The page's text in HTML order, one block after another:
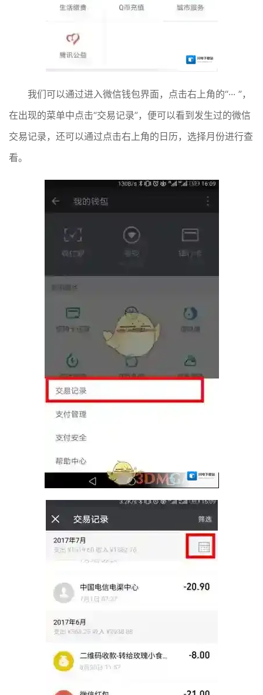
我们可以通过进入微信钱包界面，点击右上角的“··· ”，
在出现的菜单中点击“交易记录”，便可以看到发生过的微信
交易记录，还可以通过点击右上角的日历，选择月份进行查
看。